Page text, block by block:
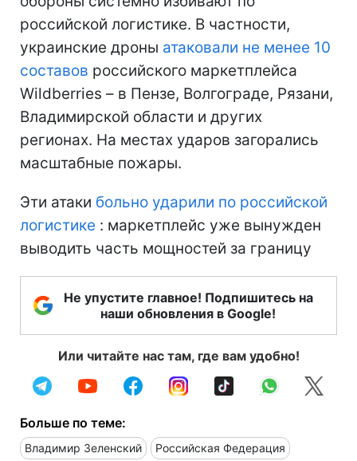
российской логистике. В частности,
украинские дроны атаковали не менее 10
составов российского маркетплейса
Wildberries – в Пензе, Волгограде, Рязани,
Владимирской области и других
регионах. На местах ударов загорались
масштабные пожары.
Эти атаки больно ударили по российской
логистике : маркетплейс уже вынужден
выводить часть мощностей за границу
Не упустите главное! Подпишитесь на
наши обновления в Google!
Или читайте нас там, где вам удобно!
Больше по теме:
Владимир Зеленский Российская Федерация